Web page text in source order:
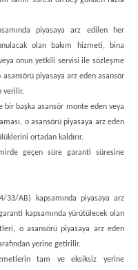
piyasaya arz edilen her
olan bakım hizmeti, bina
onun yetkili servisi ile sözleşme
piyasaya arz eden asansör
verilir.
başka asansör monte eden veya
o asansörü piyasaya arz eden
ortadan kaldırır.
geçen süre garanti süresine
33/AB) kapsamında piyasaya arz
kapsamında yürütülecek olan
o asansörü piyasaya arz eden
yerine getirilir.
tam ve eksiksiz yerine